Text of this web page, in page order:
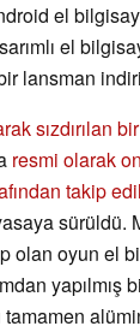
el
el
bir lansman
sızdırılan
resmi olarak
takip
sürüldü.
olan oyun el
yapılmış